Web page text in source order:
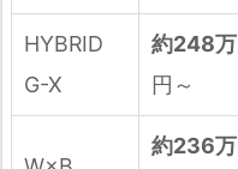
HYBRID
G-X
約248万
円～
約236万